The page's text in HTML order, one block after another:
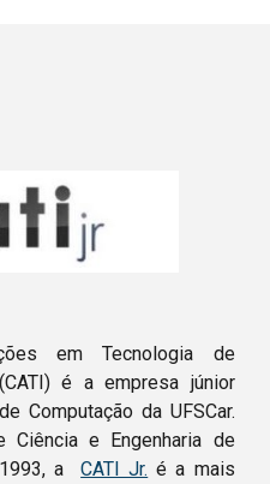
em Tecnologia de
é a empresa júnior
Computação da UFSCar.
e Engenharia de
a
CATI Jr. é a mais